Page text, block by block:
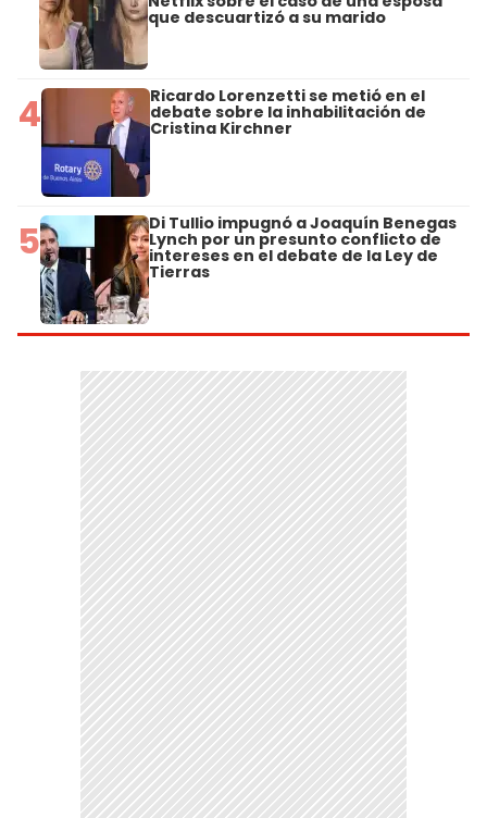
que descuartizó a su marido
4 Ricardo Lorenzetti se metió en el
debate sobre la inhabilitación de
Cristina Kirchner
5 Di Tullio impugnó a Joaquín Benegas
Lynch por un presunto conflicto de
intereses en el debate de la Ley de
Tierras